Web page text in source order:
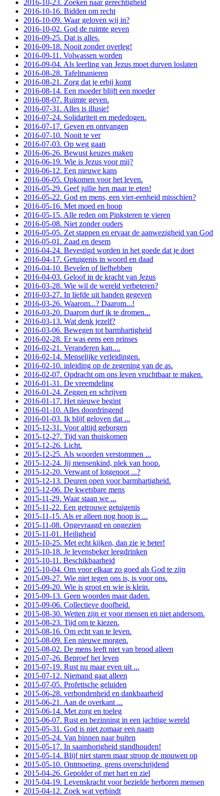
2016-10-23. Zoeken naar gerechtigheid
2016-10-16. Bidden om recht
2016-10-09. Waar geloven wij in?
2016-10-02. God de ruimte geven
2016-09-25. Dat is alles.
2016-09-18. Nooit zonder overleg!
2016-09-11. Volwassen worden
2016-09-04. Als leerling van Jezus moet durven loslaten
2016-08-28. Tafelmanieren
2016-08-21. Zorg dat je erbij komt
2016-08-14. Een moeder blijft een moeder
2016-08-07. Ruimte geven.
2016-07-31. Alles is illusie!
2016-07-24. Solidariteit en mededogen.
2016-07-17. Geven en ontvangen
2016-07-10. Nooit te ver
2016-07-03. Op weg gaan
2016-06-26. Bewust keuzes maken
2016-06-19. Wie is Jezus voor mij?
2016-06-12. Een nieuwe kans
2016-06-05. Opkomen voor het leven.
2016-05-29. Geef jullie hen maar te eten!
2016-05-22. God en mens, een vier-eenheid misschien?
2016-05-16. Met moed en hoop
2016-05-15. Alle reden om Pinksteren te vieren
2016-05-08. Niet zonder ouders
2016-05-05. Zet stappen en ervaar de aanwezigheid van God
2016-05-01. Zaad en desem
2016-04-24. Bevestigd worden in het goede dat je doet
2016-04-17. Getuigenis in woord en daad
2016-04-10. Bevelen of liefhebben
2016-04-03. Geloof in de kracht van Jezus
2016-03-28. Wie wil de wereld verbeteren?
2016-03-27. In liefde uit handen gegeven
2016-03-26. Waarom...? Daarom...!
2016-03-20. Daarom durf ik te dromen...
2016-03-13. Wat denk jezelf?
2016-03-06. Bewegen tot barmhartigheid
2016-02-28. Er was eens een prinses
2016-02-21. Veranderen kan....
2016-02-14. Menselijke verleidingen.
2016-02-10. inleiding op de zegening van de as.
2016-02-07. Opdracht om ons leven vruchtbaar te maken.
2016-01-31. De vreemdeling
2016-01-24. Zeggen en schrijven
2016-01-17. Het nieuwe begint
2016-01-10. Alles doordringend
2016-01-03. Ik blijf geloven dat ...
2015-12-31. Voor altijd geborgen
2015-12-27. Tijd van thuiskomen
2015-12-26. Licht.
2015-12-25. Als woorden verstommen ...
2015-12-24. Jij mensenkind, plek van hoop.
2015-12-20. Verwant of lotgenoot ...?
2015-12-13. Deuren open voor barmhartigheid.
2015-12-06. De kwetsbare mens
2015-11-29. Waar staan we ...
2015-11-22. Een getrouwe getuigenis
2015-11-15. Als er alleen nog hoop is ...
2015-11-08. Ongevraagd en ongezien
2015-11-01. Heiligheid
2015-10-25. Met echt kijken, dan zie je beter!
2015-10-18. Je levensbeker leegdrinken
2015-10-11. Beschikbaarheid
2015-10-04. Om voor elkaar zo goed als God te zijn
2015-09-27. Wie niet tegen ons is, is voor ons.
2015-09-20. Wie is groot en wie is klein.
2015-09-13. Geen woorden maar daden.
2015-09-06. Collectieve doofheid.
2015-08-30. Wetten zijn er voor mensen en niet andersom.
2015-08-23. Tijd om te kiezen.
2015-08-16. Om echt van te leven.
2015-08-09. Een nieuwe morgen.
2015-08-02. De mens leeft niet van brood alleen
2015-07-26. Beproef het leven
2015-07-19. Rust nu maar even uit ...
2015-07-12. Niemand gaat alleen
2015-07-05. Profetische geluiden
2015-06-28. verbondenheid en dankbaarheid
2015-06-21. Aan de overkant ...
2015-06-14. Met zorg en toeleg
2015-06-07. Rust en bezinning in een jachtige wereld
2015-05-31. God is niet zomaar een naam
2015-05-24. Van binnen naar buiten
2015-05-17. In saamhorigheid standhouden!
2015-05-14. Blijf niet staren maar stroop de mouwen op
2015-05-10. Ontmoeting, grens overschrijdend
2015-04-26. Gepolder of met hart en ziel
2015-04-19. Levenskracht voor bezielde herboren mensen
2015-04-12. Zoek wat verbindt